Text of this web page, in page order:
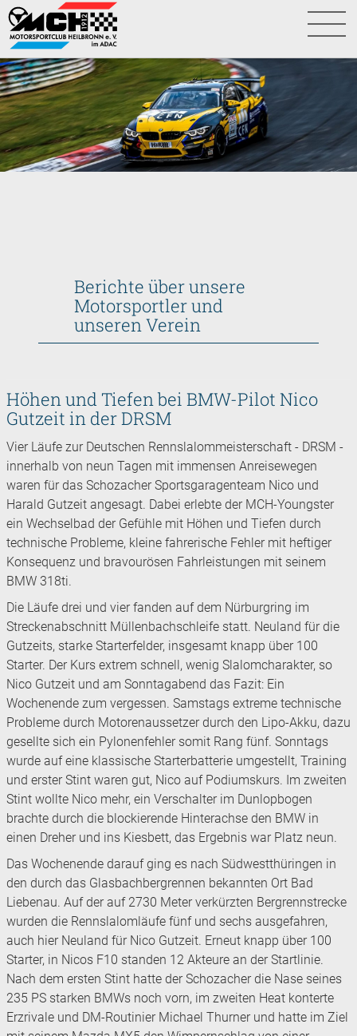
Berichte über unsere
Motorsportler und
unseren Verein
Höhen und Tiefen bei BMW-Pilot Nico
Gutzeit in der DRSM
Vier Läufe zur Deutschen Rennslalommeisterschaft - DRSM -
innerhalb von neun Tagen mit immensen Anreisewegen
waren für das Schozacher Sportsgaragenteam Nico und
Harald Gutzeit angesagt. Dabei erlebte der MCH-Youngster
ein Wechselbad der Gefühle mit Höhen und Tiefen durch
technische Probleme, kleine fahrerische Fehler mit heftiger
Konsequenz und bravourösen Fahrleistungen mit seinem
BMW 318ti.
Die Läufe drei und vier fanden auf dem Nürburgring im
Streckenabschnitt Müllenbachschleife statt. Neuland für die
Gutzeits, starke Starterfelder, insgesamt knapp über 100
Starter. Der Kurs extrem schnell, wenig Slalomcharakter, so
Nico Gutzeit und am Sonntagabend das Fazit: Ein
Wochenende zum vergessen. Samstags extreme technische
Probleme durch Motorenaussetzer durch den Lipo-Akku, dazu
gesellte sich ein Pylonenfehler somit Rang fünf. Sonntags
wurde auf eine klassische Starterbatterie umgestellt, Training
und erster Stint waren gut, Nico auf Podiumskurs. Im zweiten
Stint wollte Nico mehr, ein Verschalter im Dunlopbogen
brachte durch die blockierende Hinterachse den BMW in
einen Dreher und ins Kiesbett, das Ergebnis war Platz neun.
Das Wochenende darauf ging es nach Südwestthüringen in
den durch das Glasbachbergrennen bekannten Ort Bad
Liebenau. Auf der auf 2730 Meter verkürzten Bergrennstrecke
wurden die Rennslalomläufe fünf und sechs ausgefahren,
auch hier Neuland für Nico Gutzeit. Erneut knapp über 100
Starter, in Nicos F10 standen 12 Akteure an der Startlinie.
Nach dem ersten Stint hatte der Schozacher die Nase seines
235 PS starken BMWs noch vorn, im zweiten Heat konterte
Erzrivale und DM-Routinier Michael Thurner und hatte im Ziel